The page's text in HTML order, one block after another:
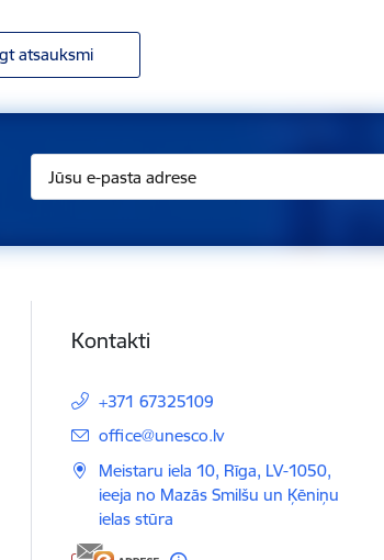
atsauksmi
Kontakti
+371 67325109
E-pasts:
office@unesco.lv
Meistaru iela 10, Rīga, LV-1050,
ieeja no Mazās Smilšu un Ķēniņu
ielas stūra